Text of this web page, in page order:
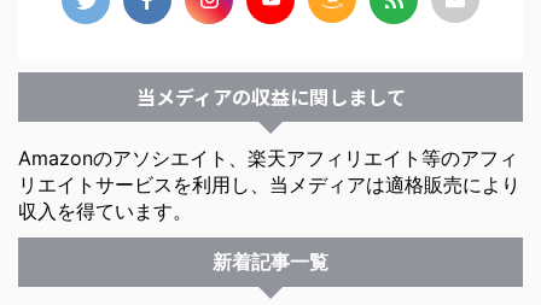
当メディアの収益に関しまして
Amazonのアソシエイト、楽天アフィリエイト等のアフィ
リエイトサービスを利用し、当メディアは適格販売により
収入を得ています。
新着記事一覧